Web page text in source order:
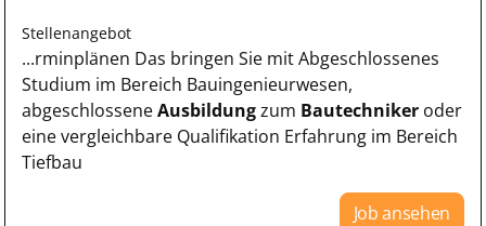
Stellenangebot
...rminplänen Das bringen Sie mit Abgeschlossenes
Studium im Bereich Bauingenieurwesen,
abgeschlosseneAusbildungzum Bautechniker oder
eine vergleichbare Qualifikation Erfahrung im Bereich
Tiefbau
Job ansehen